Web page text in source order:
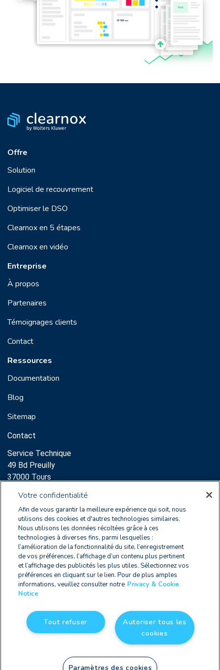
Offre
Solution
Logiciel de recouvrement
Optimiser le DSO
Clearnox en 5 étapes
Clearnox en vidéo
Entreprise
À propos
Partenaires
Témoignages clients
Contact
Ressources
Documentation
Blog
Sitemap
Contact
Service Technique
49 Bd Preuilly
37000 Tours
clearnoxsupport@wolterskluwer.com
+33 2 47 60 65 96
Service Commercial
64 Rue des Archives
75003 Paris
+33 2 47 60 65 96
FR 2579 9178 8010 0012
Privacy & Cookie Notice|CGU| © Copyright 2026
Votre confidentialité
Afin de vous garantir la meilleure expérience qui soit, nous
utilisons des cookies et d'autres technologies similaires.
Nous utilisons les données récoltées grâce à ces
technologies à diverses fins, parmi lesquelles :
l’amélioration de la fonctionnalité du site, l’enregistrement
de vos préférences, l’affichage d’un contenu plus pertinent
et l’affichage des publicités les plus utiles. Sélectionnez vos
préférences en cliquant sur le lien. Pour de plus amples
informations, veuillez consulter notre Privacy & Cookie
Notice
Autoriser tous les
cookies
Tout refuser
Paramètres des cookies